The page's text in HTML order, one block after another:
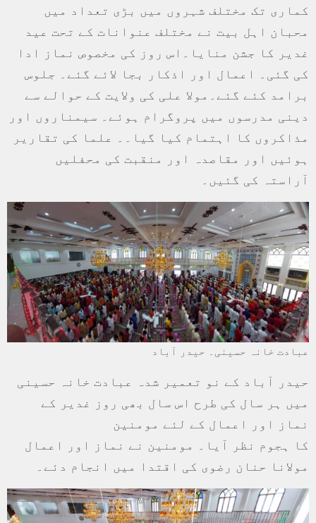
کماری تک مختلف شہروں میں بڑی تعداد میں
محبان اہل بیت نے مختلف عنوانات کے تحت عید
غدیر کا جشن منایا۔اس روز کی مخصوص نماز ادا
کی گئی۔ اعمال اور اذکار بجا لائے گئے۔ جلوس
برامد کئے گئے۔مولا علی کی ولایت کے حوالے سے
دینی مدرسوں میں پروگرام ہوئے۔ سیمناروں اور
مذاکروں کا اہتمام کیا گیا۔۔ علما کی تقاریر
ہوئیں اور مقاصدہ اور منقبت کی محفلیں
آراستہ کی گئیں۔
عبادت خانہ حسینی۔ حیدر آباد
حیدر آباد کے نو تعمیر شدہ عبادت خانہ حسینی
میں ہر سال کی طرح اس سال بھی روز غدیر کے
نماز اور اعمال کے لئے مومنین
کا ہجوم نظر آیا۔ مومنین نے نماز اور اعمال
مولانا حنان رضوی کی اقتدا میں انجام دئے۔